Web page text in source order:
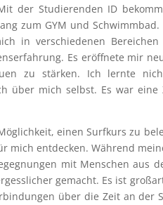
der Studierenden ID
zum GYM und
in verschiedenen
Es eröffnete mir
zu stärken. Ich lernte
über mich selbst. Es war eine
einen Surfkurs zu
entdecken. Während
mit Menschen aus
gemacht. Es ist
über die Zeit an der